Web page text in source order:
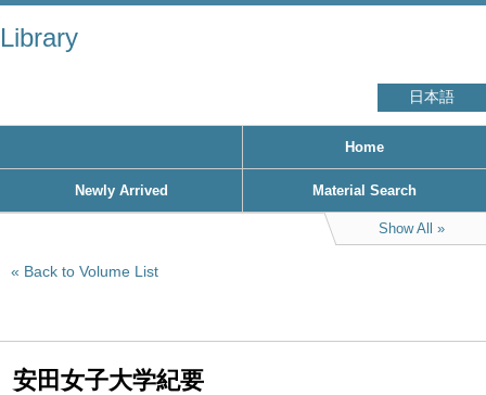
Library
日本語
Home
Newly Arrived Material Search
Show All
Back to Volume List
安田女子大学紀要